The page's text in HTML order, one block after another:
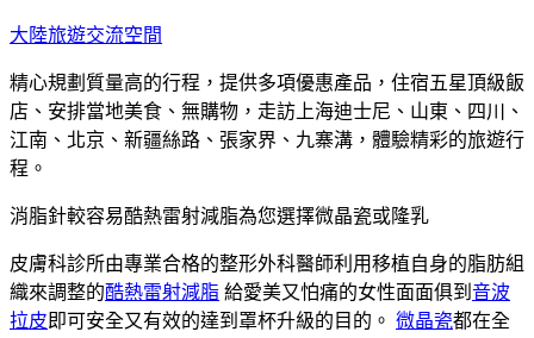
跳
主
要
內
容
大陸旅遊交流空間
精心規劃質量高的行程，提供多項優惠產品，住宿五星頂級飯
店、安排當地美食、無購物，走訪上海迪士尼、山東、四川、
江南、北京、新疆絲路、張家界、九寨溝，體驗精彩的旅遊行
程。
消脂針較容易酷熱雷射減脂為您選擇微晶瓷或隆乳
皮膚科診所由專業合格的整形外科醫師利用移植自身的脂肪組
織來調整的酷熱雷射減脂 給愛美又怕痛的女性面面俱到 音波
拉皮 即可安全又有效的達到罩杯升級的目的。 微晶瓷都在全